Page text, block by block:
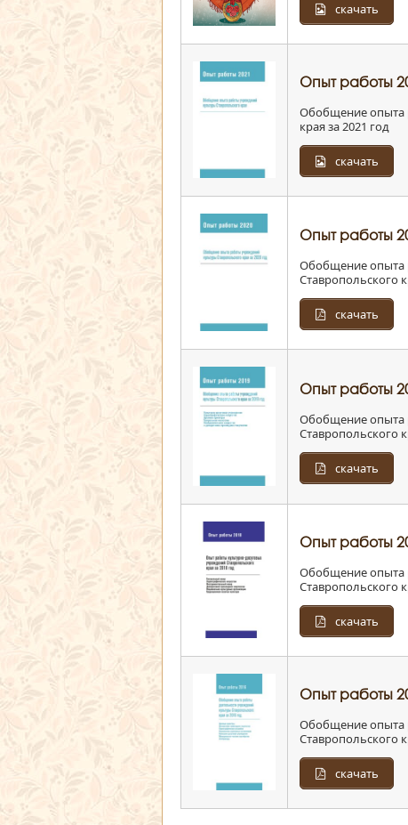
скачать
Опыт работы
Обобщение опыта
края за 2021 год
скачать
Опыт работы
Обобщение опыта
Ставропольского
скачать
Опыт работы
Обобщение опыта
Ставропольского
скачать
Опыт работы
Обобщение опыта
Ставропольского
скачать
Опыт работы
Обобщение опыта
Ставропольского
скачать